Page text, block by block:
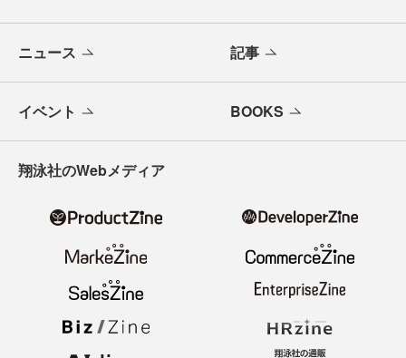
ニュース 記事
イベント BOOKS
翔泳社のWebメディア